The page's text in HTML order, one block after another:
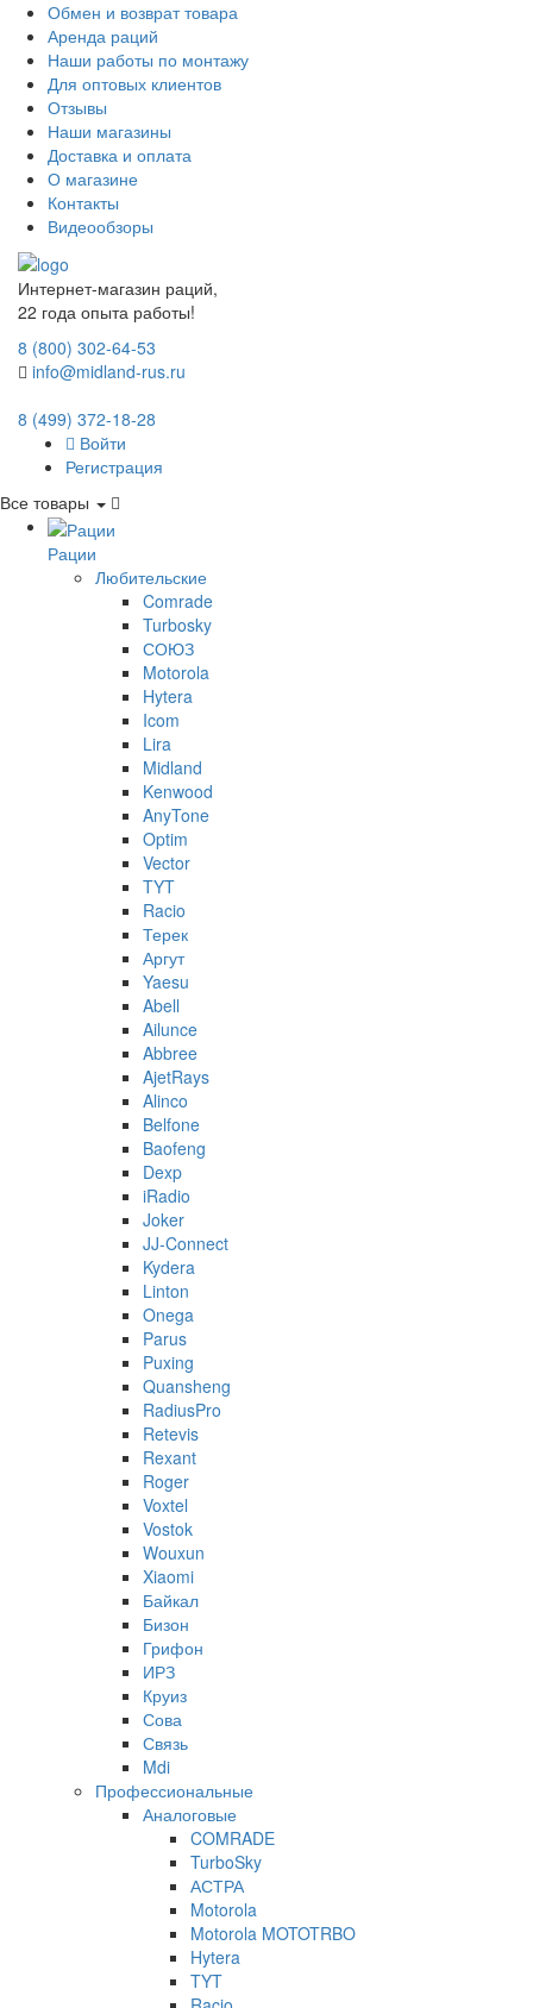
Обмен и возврат товара
Аренда раций
Наши работы по монтажу
Для оптовых клиентов
Отзывы
Наши магазины
Доставка и оплата
О магазине
Контакты
Видеообзоры
Интернет-магазин раций,
22 года опыта работы!
8 (800) 302-64-53
info@midland-rus.ru
8 (499) 372-18-28
Войти
Регистрация
Все товары
Рации
Любительские
Comrade
Turbosky
СОЮЗ
Motorola
Hytera
Icom
Lira
Midland
Kenwood
AnyTone
Optim
Vector
TYT
Racio
Терек
Аргут
Yaesu
Abell
Ailunce
Abbree
AjetRays
Alinco
Belfone
Baofeng
Dexp
iRadio
Joker
JJ-Connect
Kydera
Linton
Onega
Parus
Puxing
Quansheng
RadiusPro
Retevis
Rexant
Roger
Voxtel
Vostok
Wouxun
Xiaomi
Байкал
Бизон
Грифон
ИРЗ
Круиз
Сова
Связь
Mdi
Профессиональные
Аналоговые
COMRADE
TurboSky
АСТРА
Motorola
Motorola MOTOTRBO
Hytera
TYT